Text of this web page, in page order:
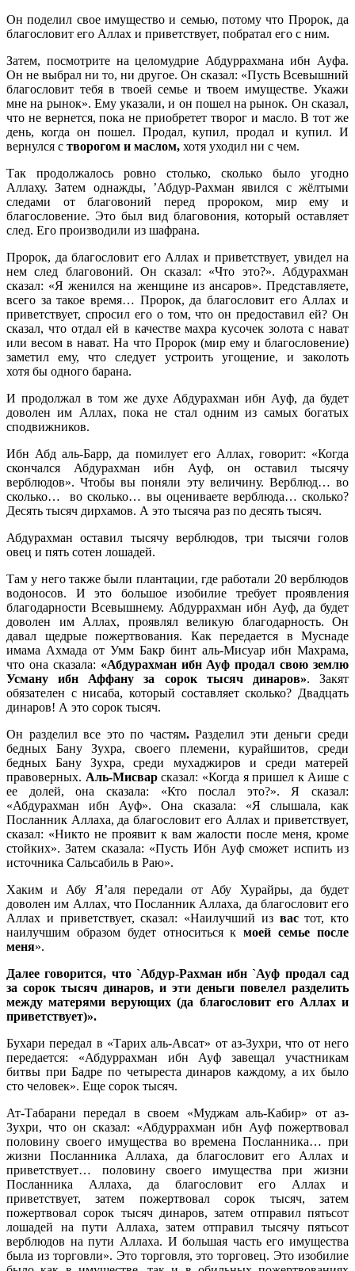
Он поделил свое имущество и семью, потому что Пророк, да
благословит его Аллах и приветствует, побратал его с ним.
Затем, посмотрите на целомудрие Абдуррахмана ибн Ауфа.
Он не выбрал ни то, ни другое. Он сказал: «Пусть Всевышний
благословит тебя в твоей семье и твоем имуществе. Укажи
мне на рынок». Ему указали, и он пошел на рынок. Он сказал,
что не вернется, пока не приобретет творог и масло. В тот же
день, когда он пошел. Продал, купил, продал и купил. И
вернулся с творогом и маслом, хотя уходил ни с чем.
Так продолжалось ровно столько, сколько было угодно
Аллаху. Затем однажды, ’Абдур-Рахман явился с жёлтыми
следами от благовоний перед пророком, мир ему и
благословение. Это был вид благовония, который оставляет
след. Его производили из шафрана.
Пророк, да благословит его Аллах и приветствует, увидел на
нем след благовоний. Он сказал: «Что это?». Абдурахман
сказал: «Я женился на женщине из ансаров». Представляете,
всего за такое время… Пророк, да благословит его Аллах и
приветствует, спросил его о том, что он предоставил ей? Он
сказал, что отдал ей в качестве махра кусочек золота с нават
или весом в нават. На что Пророк (мир ему и благословение)
заметил ему, что следует устроить угощение, и заколоть
хотя бы одного барана.
И продолжал в том же духе Абдурахман ибн Ауф, да будет
доволен им Аллах, пока не стал одним из самых богатых
сподвижников.
Ибн Абд аль-Барр, да помилует его Аллах, говорит: «Когда
скончался Абдурахман ибн Ауф, он оставил тысячу
верблюдов». Чтобы вы поняли эту величину. Верблюд… во
сколько… во сколько… вы оцениваете верблюда… сколько?
Десять тысяч дирхамов. А это тысяча раз по десять тысяч.
Абдурахман оставил тысячу верблюдов, три тысячи голов
овец и пять сотен лошадей.
Там у него также были плантации, где работали 20 верблюдов
водоносов. И это большое изобилие требует проявления
благодарности Всевышнему. Абдуррахман ибн Ауф, да будет
доволен им Аллах, проявлял великую благодарность. Он
давал щедрые пожертвования. Как передается в Муснаде
имама Ахмада от Умм Бакр бинт аль-Мисуар ибн Махрама,
что она сказала: «Абдурахман ибн Ауф продал свою землю
Усману ибн Аффану за сорок тысяч динаров». Закят
обязателен с нисаба, который составляет сколько? Двадцать
динаров! А это сорок тысяч.
Он разделил все это по частям.Разделил эти деньги среди
бедных Бану Зухра, своего племени, курайшитов, среди
бедных Бану Зухра, среди мухаджиров и среди матерей
правоверных. Аль-Мисварсказал: «Когда я пришел к Аише с
ее долей, она сказала: «Кто послал это?». Я сказал:
«Абдурахман ибн Ауф». Она сказала: «Я слышала, как
Посланник Аллаха, да благословит его Аллах и приветствует,
сказал: «Никто не проявит к вам жалости после меня, кроме
стойких». Затем сказала: «Пусть Ибн Ауф сможет испить из
источника Сальсабиль в Раю».
Хаким и Абу Я’аля передали от Абу Хурайры, да будет
доволен им Аллах, что Посланник Аллаха, да благословит его
Аллах и приветствует, сказал: «Наилучший из вастот, кто
наилучшим образом будет относиться кмоей семье после
меня».
Далее говорится, что `Абдур-Рахман ибн `Ауф продал сад
за сорок тысяч динаров, и эти деньги повелел разделить
между матерями верующих (да благословит его Аллах и
приветствует)».
Бухари передал в «Тарих аль-Авсат» от аз-Зухри, что от него
передается: «Абдуррахман ибн Ауф завещал участникам
битвы при Бадре по четыреста динаров каждому, а их было
сто человек». Еще сорок тысяч.
Ат-Табарани передал в своем «Муджам аль-Кабир» от аз-
Зухри, что он сказал: «Абдуррахман ибн Ауф пожертвовал
половину своего имущества во времена Посланника… при
жизни Посланника Аллаха, да благословит его Аллах и
приветствует… половину своего имущества при жизни
Посланника Аллаха, да благословит его Аллах и
приветствует, затем пожертвовал сорок тысяч, затем
пожертвовал сорок тысяч динаров, затем отправил пятьсот
лошадей на пути Аллаха, затем отправил тысячу пятьсот
верблюдов на пути Аллаха. И большая часть его имущества
была из торговли». Это торговля, это торговец. Это изобилие